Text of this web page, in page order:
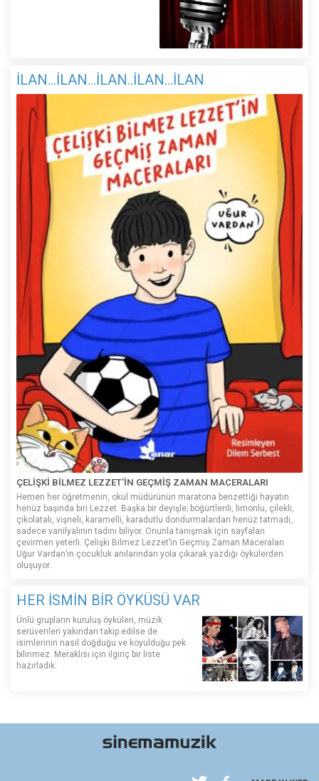
İLAN...İLAN...İLAN..İLAN...İLAN
ÇELİŞKİ BİLMEZ LEZZET'İN GEÇMİŞ ZAMAN MACERALARI
Hemen her öğretmenin, okul müdürünün maratona benzettiği hayatın
henüz başında biri Lezzet. Başka bir deyişle; böğürtlenli, limonlu, çilekli,
çikolatalı, vişneli, karamelli, karadutlu dondurmalardan henüz tatmadı,
sadece vanilyalının tadını biliyor. Onunla tanışmak için sayfaları
çevirmen yeterli. Çelişki Bilmez Lezzet’in Geçmiş Zaman Maceraları
Uğur Vardan’ın çocukluk anılarından yola çıkarak yazdığı öykülerden
oluşuyor.
HER İSMİN BİR ÖYKÜSÜ VAR
Ünlü grupların kuruluş öyküleri, müzik
serüvenleri yakından takip edilse de
isimlerinin nasıl doğduğu ve koyulduğu pek
bilinmez. Meraklısı için ilginç bir liste
hazırladık: